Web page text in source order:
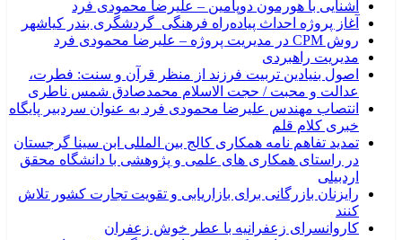
آشنایی با هورمون دوپامین – علیرضا محمودی فرد
آغاز پروژه احداث پیاده‌راه فرهنگی_گردشگری بندر کیاشهر
روش CPM در مدیریت پروژه – علیرضا محمودی فرد
مدیریت راهبردی
اصول بنیادین تربیت فرزند از منظر قرآن و سنت: فطرت،
عدالت و محبت / حجت الاسلام محمدصادق شمس ناطری
انتصاب مهندس علیرضا محمودی فرد به عنوان سردبیر پایگاه
خبری کلام قلم
تمدید تفاهم نامه همکاری کالج بین المللی ابن سینا گرجستان
در راستای همکاری های علمی و پژوهشی با دانشگاه محقق
اردبیلی
رایزنان بازرگانی برای بازاریابی و تقویت تجارت کشور تلاش
کنند
کاروانسرای زعفرانیه با عطر خوش زعفران